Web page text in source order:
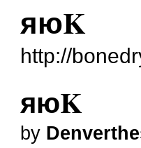
яюK
http://
яюK
by